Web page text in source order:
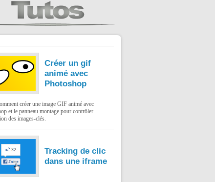
Créer un gif
animé avec
Photoshop
créer une image GIF animé avec
et le panneau montage pour contrôler
des images-clés.
Tracking de clic
dans une iframe